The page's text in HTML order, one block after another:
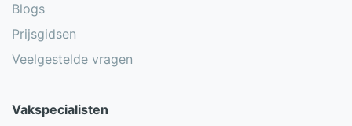
Blogs
Prijsgidsen
Veelgestelde vragen
Vakspecialisten